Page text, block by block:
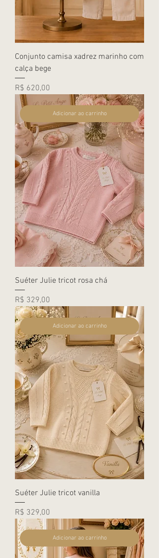
Conjunto camisa xadrez marinho com
calça bege
Preço
R$ 620,00
Adicionar ao carrinho
Suéter Julie tricot rosa chá
Preço
R$ 329,00
Adicionar ao carrinho
Suéter Julie tricot vanilla
Preço
R$ 329,00
Adicionar ao carrinho